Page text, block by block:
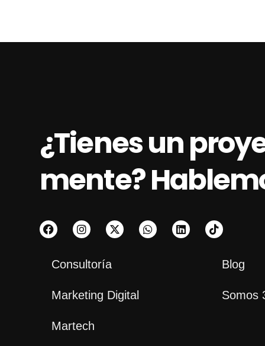
¿Tienes un
mente?
Consultoría
Marketing Digital
Martech
Blog
Somos